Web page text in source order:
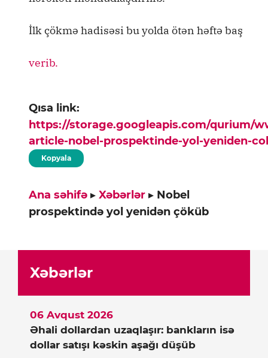
İlk çökmə hadisəsi bu yolda ötən həftə baş
verib.
Qısa link:
https://storage.googleapis.com/qurium/
article-nobel-prospektinde-yol-yeniden-
Kopyala
Ana səhifə ▸ Xəbərlər ▸ Nobel
prospektində yol yenidən çöküb
Xəbərlər
Əhali dollardan uzaqlaşır: bankların isə
dollar satışı kəskin aşağı düşüb
06 Avqust 2026